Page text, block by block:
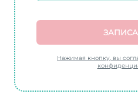
Нажимая кнопку, вы